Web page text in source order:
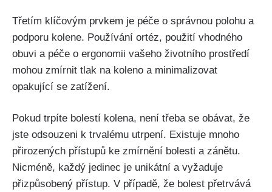
Třetím klíčovým prvkem je péče ⁢o správnou polohu a
podporu kolene. Používání ortéz, ‌použití vhodného
obuvi a péče o ‌ergonomii vašeho životního ⁢prostředí
mohou zmírnit tlak na koleno a minimalizovat
opakující se zatížení.
Pokud trpíte⁣ bolestí kolena, není třeba⁤ se obávat, že
jste odsouzeni ​k trvalému ⁢utrpení.‍ Existuje mnoho
přirozených‍ přístupů ke zmírnění bolesti a zánětu.
Nicméně, každý jedinec je unikátní a⁣ vyžaduje
přizpůsobený přístup. ‍V případě, že bolest přetrvává